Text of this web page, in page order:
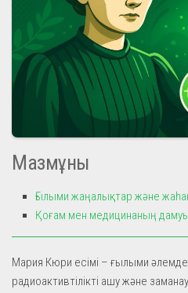
Мазмұны
Ғылыми жаңалықтар және
Қоғам мен медицинаның
Мария Кюри есімі – ғылыми
радиоактивтілікті ашу және